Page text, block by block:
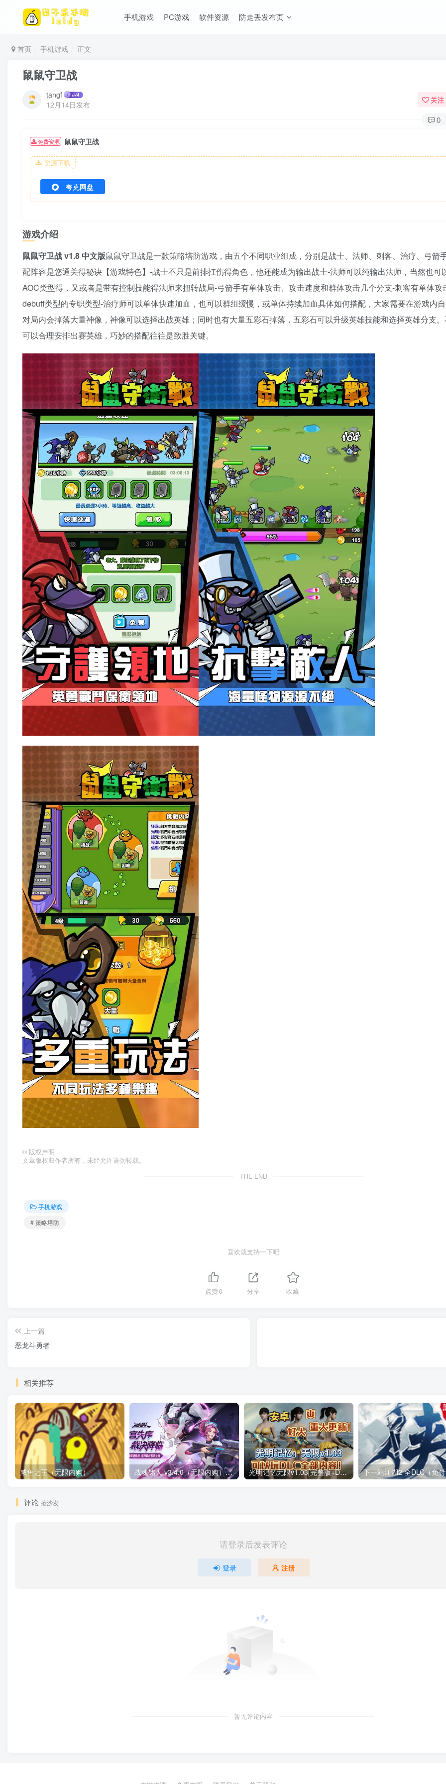
手机游戏 PC游戏 软件资源 防走丢发布页
首页 手机游戏 正文
鼠鼠守卫战
tangf
12月14日发布
关注
0
免费资源 鼠鼠守卫战
资源下载
夸克网盘
游戏介绍
鼠鼠守卫战 v1.8 中文版鼠鼠守卫战是一款策略塔防游戏，由五个不同职业组成，分别是战士、法师、刺客、治疗、弓箭
配阵容是您通关得秘诀【游戏特色】-战士不只是前排扛伤得角色，他还能成为输出战士-法师可以纯输出法师，当然也可
AOC类型得，又或者是带有控制技能得法师来扭转战局-弓箭手有单体攻击、攻击速度和群体攻击几个分支-刺客有单体攻
debuff类型的专职类型-治疗师可以单体快速加血，也可以群组缓慢，或单体持续加血具体如何搭配，大家需要在游戏内
对局内会掉落大量神像，神像可以选择出战英雄；同时也有大量五彩石掉落，五彩石可以升级英雄技能和选择英雄分支
可以合理安排出赛英雄，巧妙的搭配往往是致胜关键。
© 版权声明
文章版权归作者所有，未经允许请勿转载。
THE END
手机游戏
# 策略塔防
喜欢就支持一下吧
点赞0 分享 收藏
上一篇
恶龙斗勇者
相关推荐
咸鱼之王（无限内购） 战魂铭人 v3.4.0（无限内购）Steam移植 仙宫失序，裁决降临两名新英雄，来自仙宫城！道具羁绊系统上线！ 光明记忆无限v1.03[完整版+DLC+mod版]Steam移植
评论 抢沙发
请登录后发表评论
登录 注册
暂无评论内容